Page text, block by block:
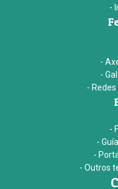
-
-
-
-
-
-
-
- Outros